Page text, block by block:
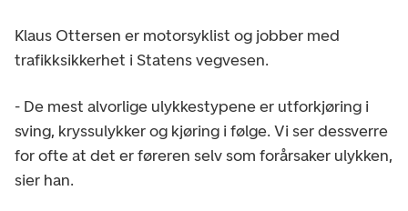
Klaus Ottersen er motorsyklist og jobber med
trafikksikkerhet i Statens vegvesen.
- De mest alvorlige ulykkestypene er utforkjøring i
sving, kryssulykker og kjøring i følge. Vi ser dessverre
for ofte at det er føreren selv som forårsaker ulykken,
sier han.